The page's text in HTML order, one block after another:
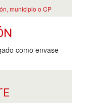
municipio o CP
como envase